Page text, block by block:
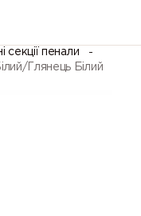
секції пенали
Глянець Білий